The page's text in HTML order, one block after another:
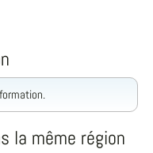
la même région